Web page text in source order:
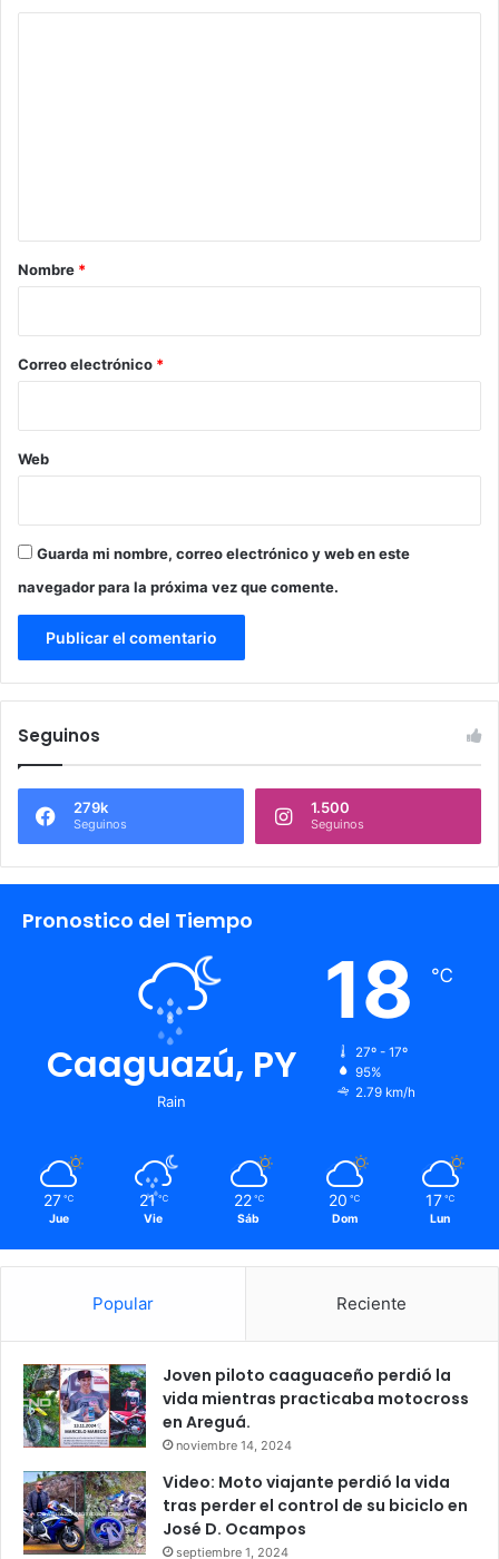
r
*
Nombre *
Correo electrónico *
Web
Guarda mi nombre, correo electrónico y web en este
navegador para la próxima vez que comente.
Seguinos
279k
Seguinos
1.500
Seguinos
Pronostico del Tiempo
Caaguazú, PY
Rain
18 ℃
27º - 17º
95%
2.79 km/h
27 ℃
Jue
21 ℃
Vie
22 ℃
Sáb
20 ℃
Dom
17 ℃
Lun
Popular Reciente
Joven piloto caaguaceño perdió la
vida mientras practicaba motocross
en Areguá.
noviembre 14, 2024
Video: Moto viajante perdió la vida
tras perder el control de su biciclo en
José D. Ocampos
septiembre 1, 2024